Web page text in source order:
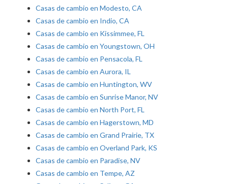
Casas de cambio en Modesto, CA
Casas de cambio en Indio, CA
Casas de cambio en Kissimmee, FL
Casas de cambio en Youngstown, OH
Casas de cambio en Pensacola, FL
Casas de cambio en Aurora, IL
Casas de cambio en Huntington, WV
Casas de cambio en Sunrise Manor, NV
Casas de cambio en North Port, FL
Casas de cambio en Hagerstown, MD
Casas de cambio en Grand Prairie, TX
Casas de cambio en Overland Park, KS
Casas de cambio en Paradise, NV
Casas de cambio en Tempe, AZ